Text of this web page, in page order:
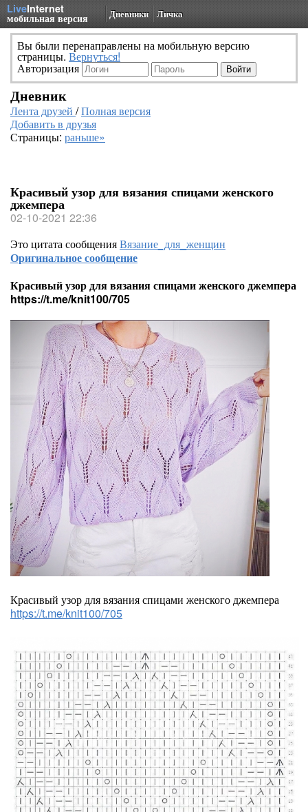
LiveInternet
мобильная версия Дневники Личка
Вы были перенаправлены на мобильную версию
страницы. Вернуться!
Авторизация
Дневник
Лента друзей /Полная версия
Добавить в друзья
Страницы: раньше»
Красивый узор для вязания спицами женского
джемпера
02-10-2021 22:36
Это цитата сообщенияВязание_для_женщин
Оригинальное сообщение
Красивый узор для вязания спицами женского джемпера
https://t.me/knit100/705
Красивый узор для вязания спицами женского джемпера
https://t.me/knit100/705